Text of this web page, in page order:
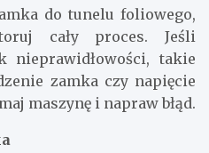
do tunelu foliowego,
cały proces. Jeśli
nieprawidłowości, takie
zamka czy napięcie
maszynę i napraw błąd.